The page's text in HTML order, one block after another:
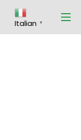
Italian ▼